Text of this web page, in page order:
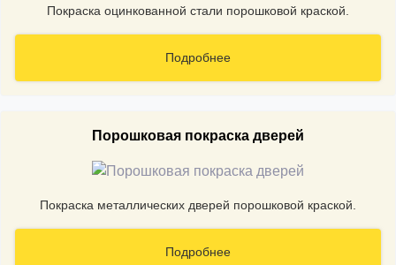
Покраска оцинкованной стали порошковой краской.
Подробнее
Порошковая покраска дверей
Покраска металлических дверей порошковой краской.
Подробнее